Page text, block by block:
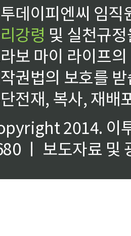
데이피엔씨 임
강령 및 실천규
보 마이 라이프
권법의 보호를
전재, 복사, 재배
2014. 이
ㅣ 보도자료